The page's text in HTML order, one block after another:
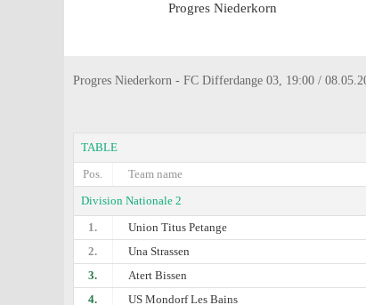
Progres Niederkorn
Progres Niederkorn - FC Differdange 03, 19:00 /
TABLE
Pos.
Team name
Division Nationale 2
1.
Union Titus Petange
2.
Una Strassen
3.
Atert Bissen
4.
US Mondorf Les Bains